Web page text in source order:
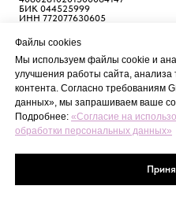
Файлы cookies
Мы используем файлы cookie и
улучшения работы сайта,
контента. Согласно требованиям
данных», мы запрашиваем ваше
Подробнее: «Согласие на
обработки персональных данных»
БИК 044525999
ИНН 772077630605